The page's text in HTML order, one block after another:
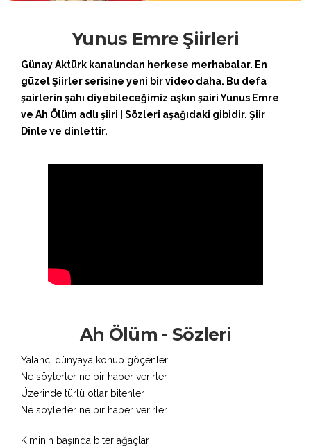
Yunus Emre Şiirleri
Günay Aktürk kanalından herkese merhabalar. En
güzel Şiirler serisine yeni bir video daha. Bu defa
şairlerin şahı diyebileceğimiz aşkın şairi Yunus Emre
ve Ah Ölüm adlı şiiri | Sözleri aşağıdaki gibidir. Şiir
Dinle ve dinlettir.
Ah Ölüm - Sözleri
Yalancı dünyaya konup göçenler
Ne söylerler ne bir haber verirler
Üzerinde türlü otlar bitenler
Ne söylerler ne bir haber verirler
Kiminin başında biter ağaçlar